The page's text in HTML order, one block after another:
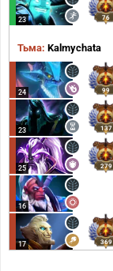
23 76
Тьма: Kalmychata
24 99
23 137
25 279
16
17 369